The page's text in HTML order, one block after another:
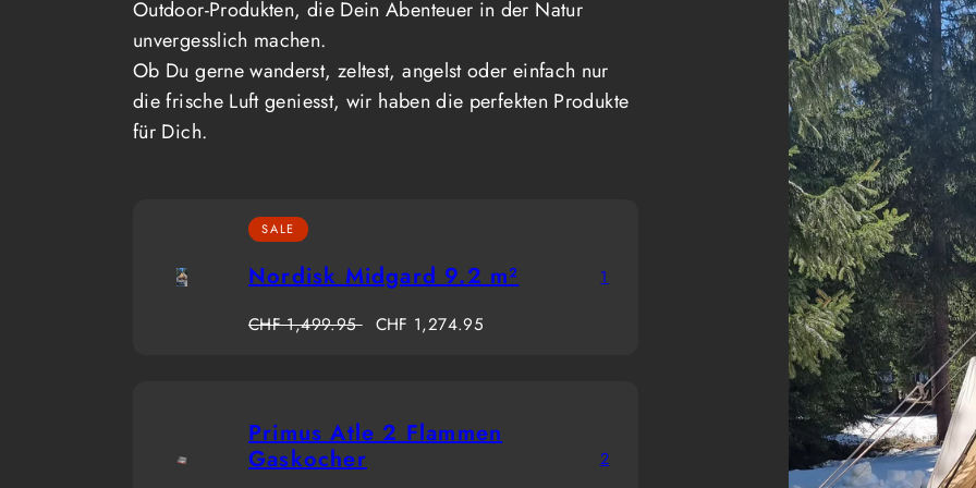
Outdoor-Produkten, die Dein Abenteuer in der Natur
unvergesslich machen.
Ob Du gerne wanderst, zeltest, angelst oder einfach nur
die frische Luft geniesst, wir haben die perfekten Produkte
für Dich.
SALE
Nordisk Midgard 9.2 m²
Regulärer
CHF 1,499.95 Verkaufspreis
CHF 1,274.95
1
Primus Atle 2 Flammen
Gaskocher
2